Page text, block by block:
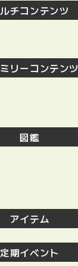
チコンテンツ
リーコンテンツ
図鑑
アイテム
定期イベント